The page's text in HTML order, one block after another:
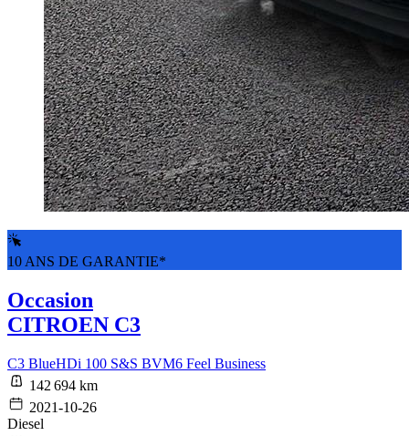
10 ANS DE GARANTIE*
Occasion
CITROEN C3
C3 BlueHDi 100 S&S BVM6 Feel Business
142 694 km
2021-10-26
Diesel